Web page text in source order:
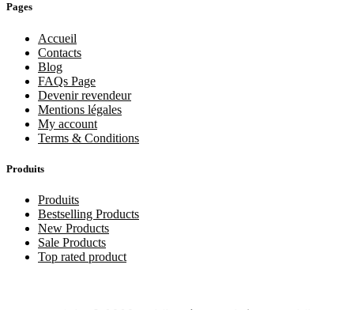
Pages
Accueil
Contacts
Blog
FAQs Page
Devenir revendeur
Mentions légales
My account
Terms & Conditions
Produits
Produits
Bestselling Products
New Products
Sale Products
Top rated product